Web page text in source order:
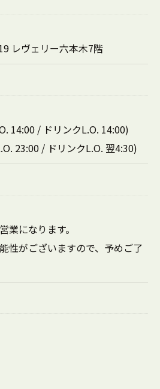
レヴェリー六本木7階
14:00 / ドリンクL.O. 14:00)
23:00 / ドリンクL.O. 翌4:30)
業になります。
性がございますので、予めご了